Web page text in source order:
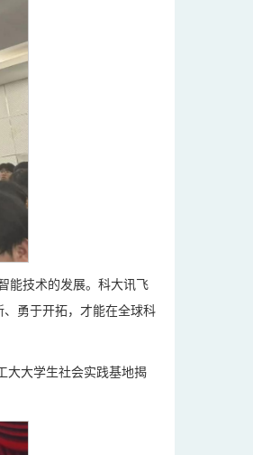
能技术的发展。科大讯飞
勇于开拓，才能在全球科
大大学生社会实践基地揭